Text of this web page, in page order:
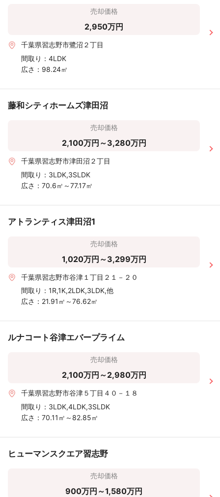
売却価格
2,950万円
千葉県習志野市鷺沼２丁目
間取り： 4LDK
広さ： 98.24㎡
藤和シティホームズ津田沼
売却価格
2,100万円～3,280万円
千葉県習志野市津田沼２丁目
間取り： 3LDK,3SLDK
広さ： 70.6㎡～77.17㎡
アトランティス津田沼1
売却価格
1,020万円～3,299万円
千葉県習志野市谷津１丁目２１－２０
間取り： 1R,1K,2LDK,3LDK,他
広さ： 21.91㎡～76.62㎡
ルナコート谷津エバープライム
売却価格
2,100万円～2,980万円
千葉県習志野市谷津５丁目４０－１８
間取り： 3LDK,4LDK,3SLDK
広さ： 70.11㎡～82.85㎡
ヒューマンスクエア習志野
売却価格
900万円～1,580万円